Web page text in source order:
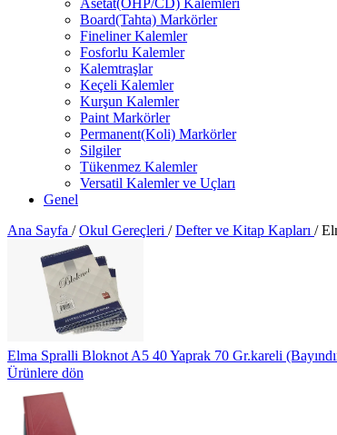
Asetat(OHP/CD) Kalemleri
Board(Tahta) Markörler
Fineliner Kalemler
Fosforlu Kalemler
Kalemtraşlar
Keçeli Kalemler
Kurşun Kalemler
Paint Markörler
Permanent(Koli) Markörler
Silgiler
Tükenmez Kalemler
Versatil Kalemler ve Uçları
Genel
Ana Sayfa / Okul Gereçleri / Defter ve Kitap Kapları /
Elma Spralli Bloknot A5 40 Yaprak 70 Gr.kareli
Ürünlere dön